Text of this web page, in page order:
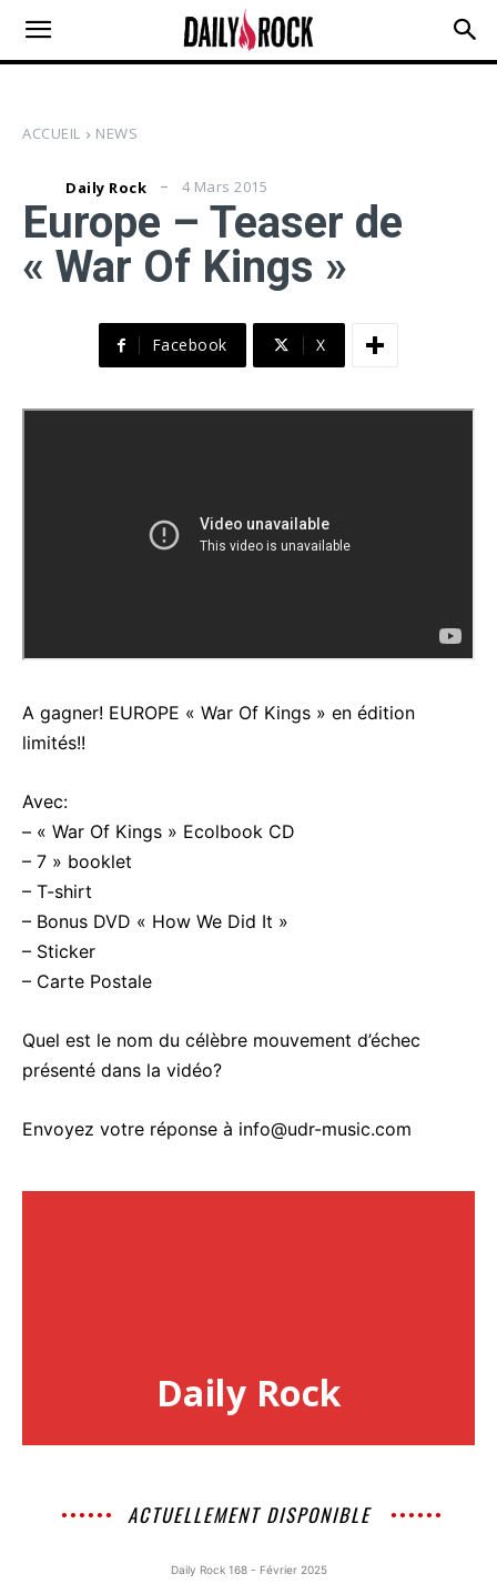
ACCUEIL NEWS
Daily Rock 4 Mars 2015
Europe – Teaser de
« War Of Kings »
Facebook X
A gagner! EUROPE « War Of Kings » en édition
limités!!
Avec:
– « War Of Kings » Ecolbook CD
– 7 » booklet
– T-shirt
– Bonus DVD « How We Did It »
– Sticker
– Carte Postale
Quel est le nom du célèbre mouvement d’échec
présenté dans la vidéo?
Envoyez votre réponse à info@udr-music.com
Daily Rock
ACTUELLEMENT DISPONIBLE
Daily Rock 168 - Février 2025